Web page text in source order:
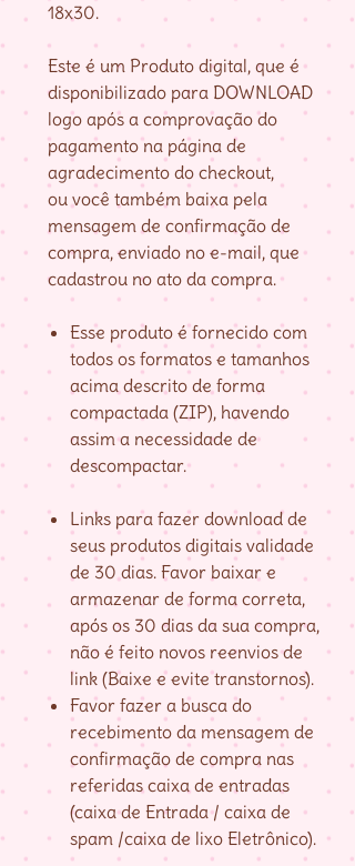
18x30.
Este é um Produto digital, que é
disponibilizado para DOWNLOAD
logo após a comprovação do
pagamento na página de
agradecimento do checkout,
ou você também baixa pela
mensagem de confirmação de
compra, enviado no e-mail, que
cadastrou no ato da compra.
Esse produto é fornecido com
todos os formatos e tamanhos
acima descrito de forma
compactada (ZIP), havendo
assim a necessidade de
descompactar.
Links para fazer download de
seus produtos digitais validade
de 30 dias. Favor baixar e
armazenar de forma correta,
após os 30 dias da sua compra,
não é feito novos reenvios de
link (Baixe e evite transtornos).
Favor fazer a busca do
recebimento da mensagem de
confirmação de compra nas
referidas caixa de entradas
(caixa de Entrada / caixa de
spam /caixa de lixo Eletrônico).